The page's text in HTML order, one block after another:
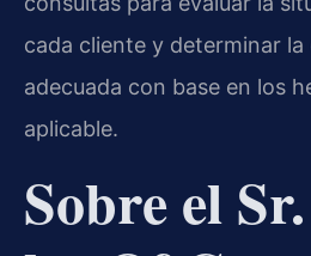
cada cliente y determinar
adecuada con base en los
aplicable.
Sobre el